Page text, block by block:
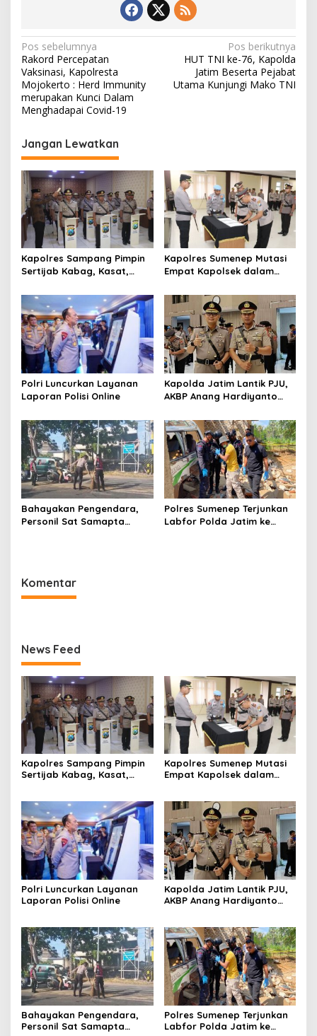
N
a
v
i
a
s
i
p
o
s
Pos sebelumnya
Rakord Percepatan
Vaksinasi, Kapolresta
Mojokerto : Herd Immunity
merupakan Kunci Dalam
Menghadapai Covid-19
Pos berikutnya
HUT TNI ke-76, Kapolda
Jatim Beserta Pejabat
Utama Kunjungi Mako TNI
Jangan Lewatkan
Kapolres Sampang Pimpin
Sertijab Kabag, Kasat,
Kapolres Sumenep Mutasi
Empat Kapolsek dalam
Polri Luncurkan Layanan
Laporan Polisi Online
Kapolda Jatim Lantik PJU,
AKBP Anang Hardiyanto
Bahayakan Pengendara,
Personil Sat Samapta
Polres Sumenep Terjunkan
Labfor Polda Jatim ke
Komentar
News Feed
Kapolres Sampang Pimpin
Sertijab Kabag, Kasat,
Kapolres Sumenep Mutasi
Empat Kapolsek dalam
Polri Luncurkan Layanan
Laporan Polisi Online
Kapolda Jatim Lantik PJU,
AKBP Anang Hardiyanto
Bahayakan Pengendara,
Personil Sat Samapta
Polres Sumenep Terjunkan
Labfor Polda Jatim ke